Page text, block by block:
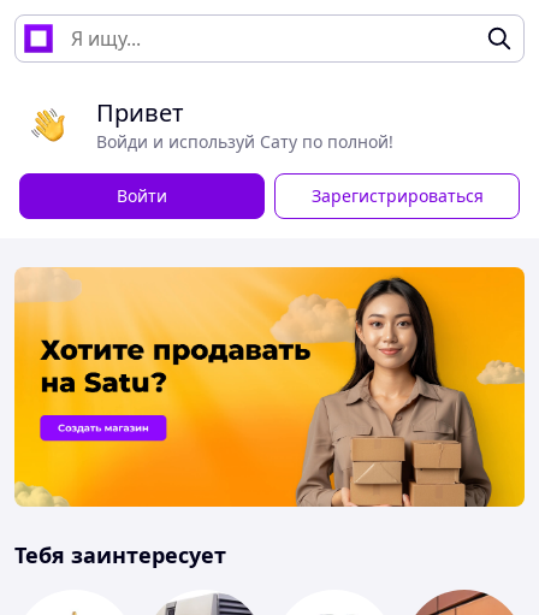
Привет
Войди и используй Сату по полной!
Войти Зарегистрироваться
Тебя заинтересует